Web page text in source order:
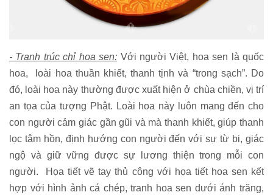
- Tranh trúc chỉ hoa sen: Với người Việt, hoa sen là quốc
hoa, loài hoa thuần khiết, thanh tịnh và “trong sạch”. Do
đó, loài hoa này thường được xuất hiện ở chùa chiền, vị trí
an tọa của tượng Phật. Loài hoa này luôn mang đến cho
con người cảm giác gần gũi và mà thanh khiết, giúp thanh
lọc tâm hồn, định hướng con người đến với sự từ bi, giác
ngộ và giữ vững được sự lương thiện trong mỗi con
người. Họa tiết vẽ tay thủ công với họa tiết hoa sen kết
hợp với hình ảnh cá chép, tranh hoa sen dưới ánh trăng,